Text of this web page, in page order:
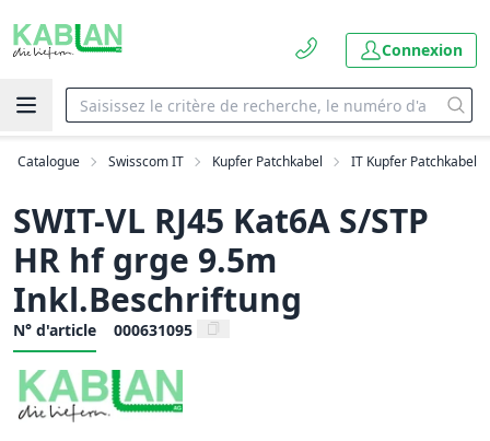
Connexion
Catalogue Swisscom IT Kupfer Patchkabel IT Kupfer Patchkabel
SWIT-VL RJ45 Kat6A S/STP
HR hf grge 9.5m
Inkl.Beschriftung
N° d'article 000631095